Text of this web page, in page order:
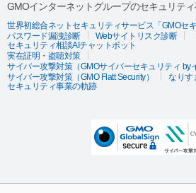
GMOインターネットグループのセキュリテ
世界初総合ネットセキュリティサービス「GMOセキ
パスワード漏洩診断
Webサイトリスク診断
セキュリティ相談AIチャットボット
実在証明・盗聴対策
サイバー攻撃対策（GMOサイバーセキュリティ by
サイバー攻撃対策（GMO Flatt Security）
なりす
セキュリティ事業の軌跡